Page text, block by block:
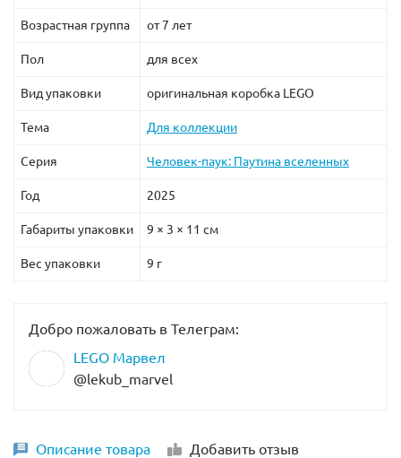
Возрастная группа от 7 лет
Пол для всех
Вид упаковки оригинальная коробка LEGO
Тема Для коллекции
Серия Человек-паук: Паутина вселенных
Год 2025
Габариты упаковки 9 × 3 × 11 см
Вес упаковки 9 г
Добро пожаловать в Телеграм:
LEGO Марвел
@lekub_marvel
Описание товара Добавить отзыв